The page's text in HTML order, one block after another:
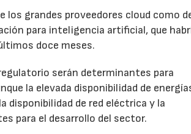
los grandes proveedores cloud como
para inteligencia artificial, que
doce meses.
serán determinantes para
la elevada disponibilidad de
disponibilidad de red eléctrica y la
para el desarrollo del sector.